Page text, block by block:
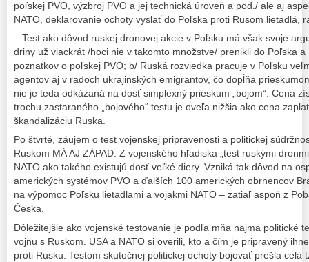
poľskej PVO, výzbroj PVO a jej technická úroveň a pod./ ale aj
NATO, deklarovanie ochoty vyslať do Poľska proti Rusom lietadlá,
– Test ako dôvod ruskej dronovej akcie v Poľsku má však svoje
driny už viackrát /hoci nie v takomto množstve/ prenikli do Poľska
poznatkov o poľskej PVO; b/ Ruská rozviedka pracuje v Poľsku
agentov aj v radoch ukrajinských emigrantov, čo dopĺňa
nie je teda odkázaná na dosť simplexný prieskum „bojom“. Cena
trochu zastaraného „bojového“ testu je oveľa nižšia ako cena
škandalizáciu Ruska.
Po štvrté, záujem o test vojenskej pripravenosti a politickej
Ruskom MÁ AJ ZÁPAD. Z vojenského hľadiska „test ruskými
NATO ako takého existujú dosť veľké diery. Vzniká tak dôvod na
amerických systémov PVO a ďalších 100 amerických obrnencov
na výpomoc Poľsku lietadlami a vojakmi NATO – zatiaľ aspoň z
Česka.
Dôležitejšie ako vojenské testovanie je podľa mňa najmä politické
vojnu s Ruskom. USA a NATO si overili, kto a čím je pripravený
proti Rusku. Testom skutočnej politickej ochoty bojovať prešla celá